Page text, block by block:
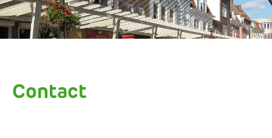
Zorginformatie
Prikpost
Contact